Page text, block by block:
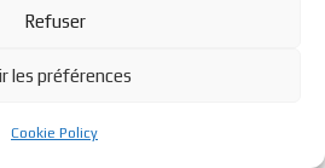
Refuser
les préférences
Cookie Policy